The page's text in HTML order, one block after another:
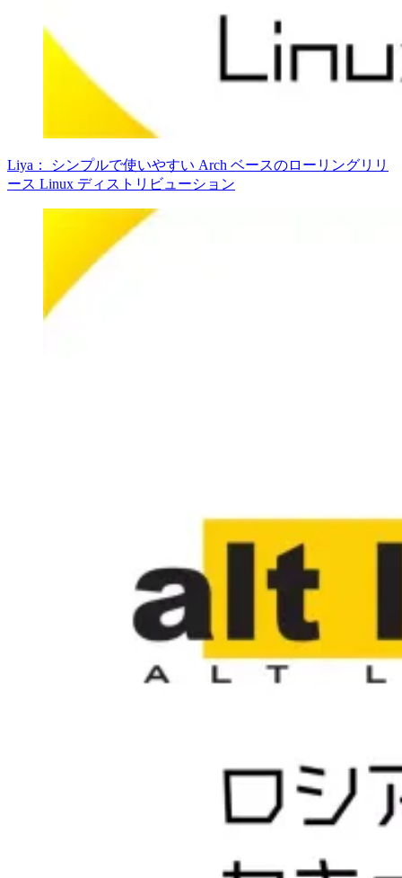
Liya： シンプルで使いやすい Arch ベースのローリングリリ
ース Linux ディストリビューション